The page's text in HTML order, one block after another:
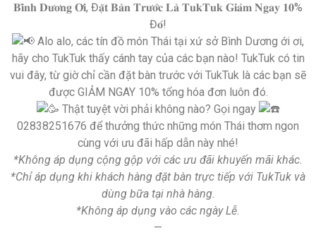
𝐁𝐢̀𝐧𝐡 𝐃𝐮̛𝐨̛𝐧𝐠 𝐎̛𝐢, Đ𝐚̣̆𝐭 𝐁𝐚̀𝐧 𝐓𝐫𝐮̛𝐨̛́𝐜 𝐋𝐚̀ 𝐓𝐮𝐤𝐓𝐮𝐤 𝐆𝐢𝐚̉𝐦 𝐍𝐠𝐚𝐲 𝟏𝟎%
Đ𝐨́!
Alo alo, các tín đồ món Thái tại xứ sở Bình Dương ới ơi,
hãy cho TukTuk thấy cánh tay của các bạn nào! TukTuk có tin
vui đây, từ giờ chỉ cần đặt bàn trước với TukTuk là các bạn sẽ
được GIẢM NGAY 10% tổng hóa đơn luôn đó.
Thật tuyệt vời phải không nào? Gọi ngay
02838251676 để thưởng thức những món Thái thơm ngon
cùng với ưu đãi hấp dẫn này nhé!
*Không áp dụng cộng gộp với các ưu đãi khuyến mãi khác.
*Chỉ áp dụng khi khách hàng đặt bàn trực tiếp với TukTuk và
dùng bữa tại nhà hàng.
*Không áp dụng vào các ngày Lễ.
—